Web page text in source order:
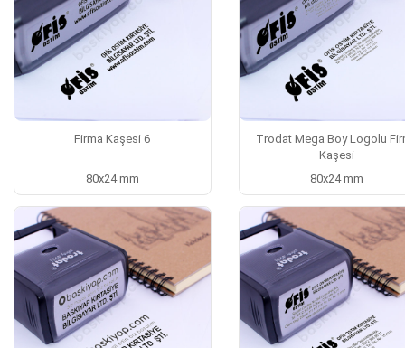
Firma Kaşesi 6
80x24 mm
Trodat Mega Boy Logolu Firma
Kaşesi
80x24 mm